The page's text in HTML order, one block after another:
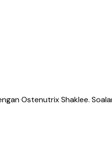
Ostenutrix Shaklee.